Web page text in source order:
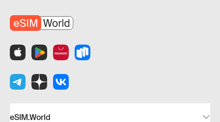
eSIM.World